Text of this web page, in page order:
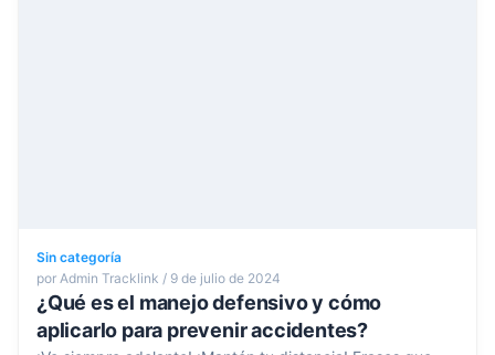
Sin categoría
por Admin Tracklink / 9 de julio de 2024
¿Qué es el manejo defensivo y cómo
aplicarlo para prevenir accidentes?